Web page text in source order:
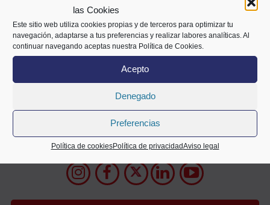
las Cookies
Este sitio web utiliza cookies propias y de terceros para optimizar tu
navegación, adaptarse a tus preferencias y realizar labores analíticas. Al
continuar navegando aceptas nuestra Política de Cookies.
Acepto
Denegado
Preferencias
Política de cookiesPolítica de privacidadAviso legal
Alameda Mazarredo 69,
2º planta
48009 Bilbao
94 400 28 00
688 72 05 63 info@cecobi.es